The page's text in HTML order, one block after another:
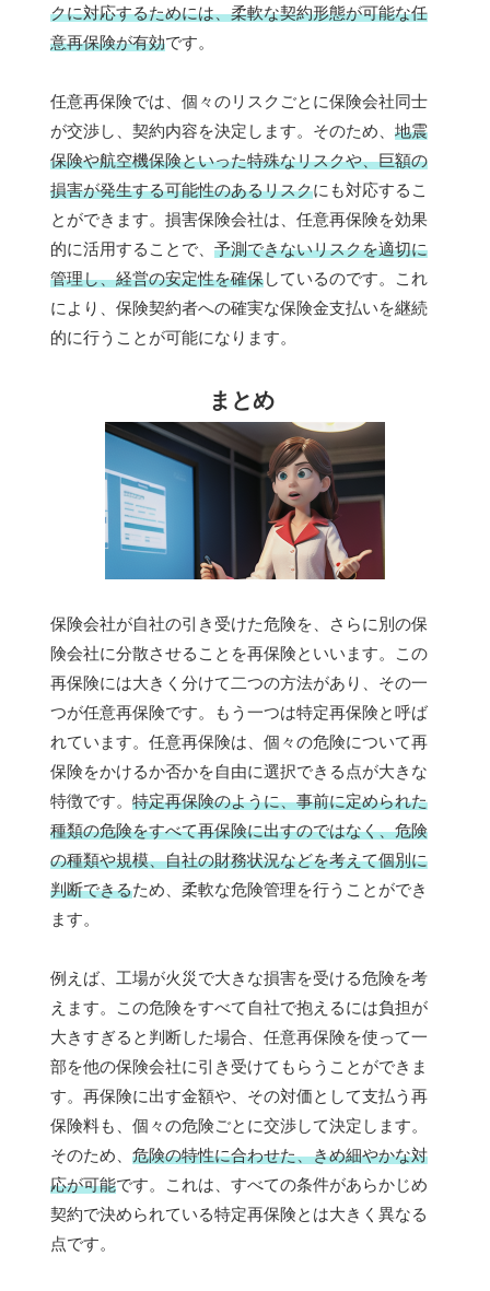
クに対応するためには、柔軟な契約形態が可能な任
意再保険が有効です。
任意再保険では、個々のリスクごとに保険会社同士
が交渉し、契約内容を決定します。そのため、 地震
保険や航空機保険といった特殊なリスクや、巨額の
損害が発生する可能性のあるリスクにも対応するこ
とができます。損害保険会社は、任意再保険を効果
的に活用することで、 予測できないリスクを適切に
管理し、経営の安定性を確保しているのです。これ
により、保険契約者への確実な保険金支払いを継続
的に行うことが可能になります。
まとめ
保険会社が自社の引き受けた危険を、さらに別の保
険会社に分散させることを再保険といいます。この
再保険には大きく分けて二つの方法があり、その一
つが任意再保険です。もう一つは特定再保険と呼ば
れています。任意再保険は、個々の危険について再
保険をかけるか否かを自由に選択できる点が大きな
特徴です。 特定再保険のように、事前に定められた
種類の危険をすべて再保険に出すのではなく、危険
の種類や規模、自社の財務状況などを考えて個別に
判断できるため、柔軟な危険管理を行うことができ
ます。
例えば、工場が火災で大きな損害を受ける危険を考
えます。この危険をすべて自社で抱えるには負担が
大きすぎると判断した場合、任意再保険を使って一
部を他の保険会社に引き受けてもらうことができま
す。再保険に出す金額や、その対価として支払う再
保険料も、個々の危険ごとに交渉して決定します。
そのため、 危険の特性に合わせた、きめ細やかな対
応が可能です。これは、すべての条件があらかじめ
契約で決められている特定再保険とは大きく異なる
点です。